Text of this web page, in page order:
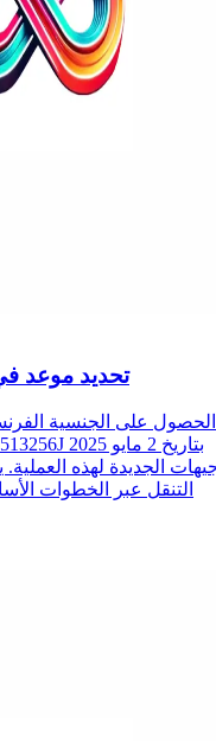
تحديد موعد
الحصول على الجنسية
الجديدة لهذه
التنقل عبر الخطوات